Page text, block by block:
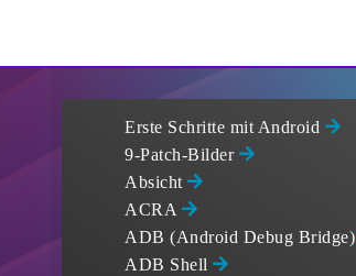
Erste Schritte mit Android
9-Patch-Bilder
Absicht
ACRA
ADB (Android Debug Bridge)
ADB Shell